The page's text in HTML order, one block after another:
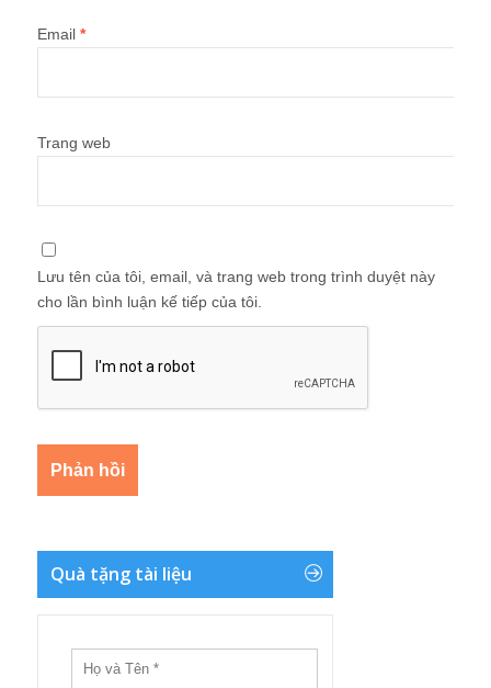
Email *
Trang web
Lưu tên của tôi, email, và trang web trong trình duyệt này
cho lần bình luận kế tiếp của tôi.
Quà tặng tài liệu